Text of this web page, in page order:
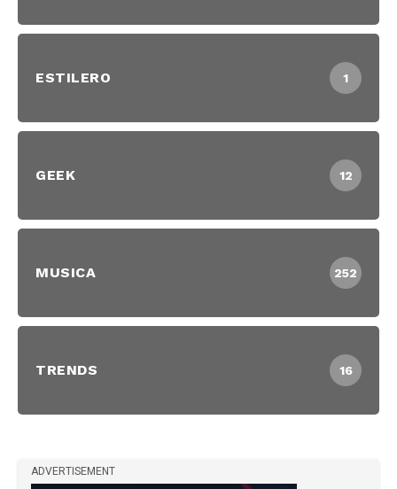
ESTILERO 1
GEEK 12
MUSICA 252
TRENDS 16
ADVERTISEMENT